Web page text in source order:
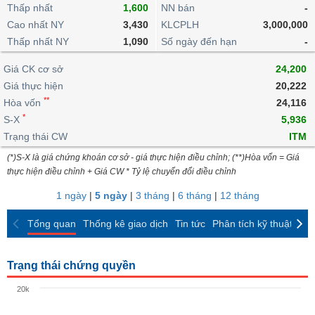
lỗ
dịch
nội
Niên
giám
Tài
liệu
cổ
Định
giá
ngoài
doanh
Top
cổ
phiếu
ngành
giao
dịch
dịch
Chứng
quyền
quan
Thống
giao
dịch
Thống
giao
dịch
Tin
tức
Phân
tích
kỹ
thuật
trực
tuyến
Bộ
lọc
cổ
So
sánh
Báo
cáo
Vĩ
mô
lai
Chứng
quyền
Trái
phiếu
IR
Awards
tạo
Dịch
vụ
Thấp nhất
1,600
Cao nhất NY
3,430
Thấp nhất NY
1,090
NN bán
-
KLCPLH
3,000,000
Số ngày đến hạn
-
Giá CK cơ sở
24,200
Giá thực hiện
20,222
Hòa vốn **
24,116
S-X *
5,936
Trạng thái CW
ITM
(*)S-X là giá chứng khoán cơ sở - giá thực hiện điều chỉnh; (**)Hòa vốn = Giá
thực hiện điều chỉnh + Giá CW * Tỷ lệ chuyển đổi điều chỉnh
1 ngày| 5 ngày| 3 tháng | 6 tháng | 12 tháng
Tổng quan Thống kê giao dịch Tin tức Phân tích kỹ thuật
Trạng thái chứng quyền
20k
BẤT
ĐỘNG
SẢN
TÀI
CHÍNH
HÀNG
KINH